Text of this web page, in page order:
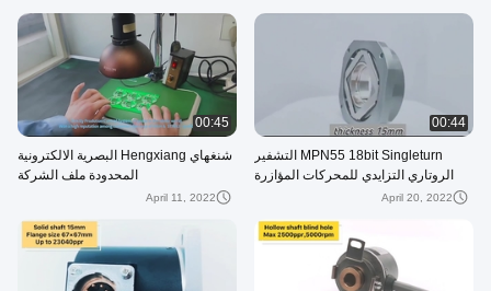
00:44
MPN55 18bit Singleturn التشفير
الروتاري التزايدي للمحركات المؤازرة
April 20, 2022
00:45
شنغهاي Hengxiang البصرية الالكترونية
المحدودة ملف الشركة
April 11, 2022